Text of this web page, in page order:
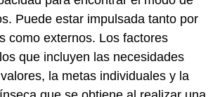
Puede estar impulsada tanto por
como externos. Los factores
que incluyen las necesidades
la metas individuales y la